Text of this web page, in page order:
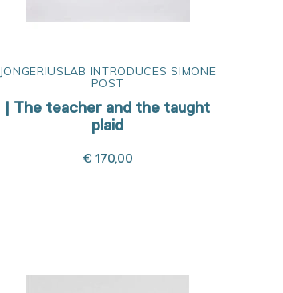
JONGERIUSLAB INTRODUCES SIMONE
POST
| The teacher and the taught
plaid
€ 170,00